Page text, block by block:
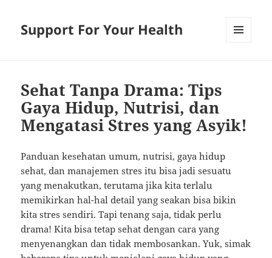
Support For Your Health
Sehat Tanpa Drama: Tips
Gaya Hidup, Nutrisi, dan
Mengatasi Stres yang Asyik!
Panduan kesehatan umum, nutrisi, gaya hidup
sehat, dan manajemen stres itu bisa jadi sesuatu
yang menakutkan, terutama jika kita terlalu
memikirkan hal-hal detail yang seakan bisa bikin
kita stres sendiri. Tapi tenang saja, tidak perlu
drama! Kita bisa tetap sehat dengan cara yang
menyenangkan dan tidak membosankan. Yuk, simak